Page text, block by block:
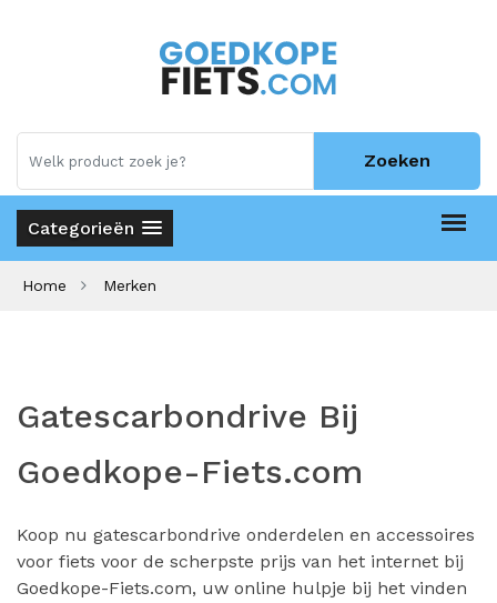
Zoeken
Categorieën
Home Merken
Gatescarbondrive Bij
Goedkope-Fiets.com
Koop nu gatescarbondrive onderdelen en accessoires
voor fiets voor de scherpste prijs van het internet bij
Goedkope-Fiets.com, uw online hulpje bij het vinden